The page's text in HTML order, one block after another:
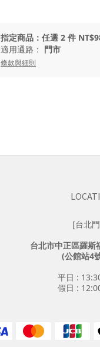
指定商品：任選 2 件
適用通路： 門市
條款與細則
[台北
台北市中正區羅斯
(公館站4
平日 :
假日 :